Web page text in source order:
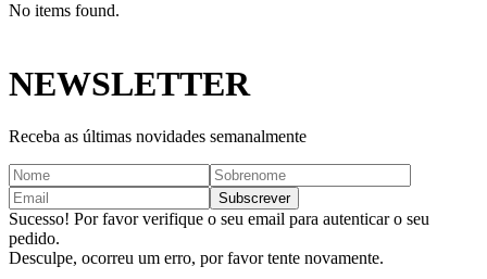
No items found.
NEWSLETTER
Receba as últimas novidades semanalmente
Sucesso! Por favor verifique o seu email para autenticar o seu
pedido.
Desculpe, ocorreu um erro, por favor tente novamente.